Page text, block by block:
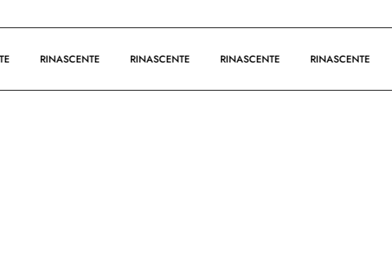
RINASCENTE RINASCENTE RINASCENTE RINASCENTE